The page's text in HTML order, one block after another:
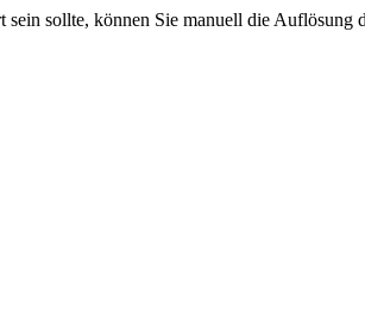
sollte, können Sie manuell die Auflösung